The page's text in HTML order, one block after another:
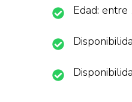
Edad: